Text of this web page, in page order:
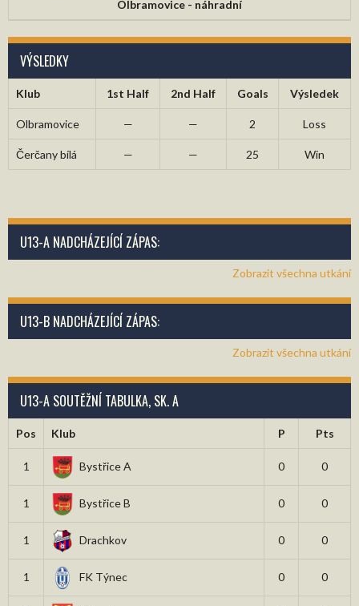
Olbramovice - náhradní
VÝSLEDKY
Klub 1st Half 2nd Half Goals Výsledek
Olbramovice — — 2 Loss
Čerčany bílá — — 25 Win
U13-A NADCHÁZEJÍCÍ ZÁPAS:
Zobrazit všechna utkání
U13-B NADCHÁZEJÍCÍ ZÁPAS:
Zobrazit všechna utkání
U13-A SOUTĚŽNÍ TABULKA, SK. A
Pos Klub P Pts
1 Bystřice A 0 0
1 Bystřice B 0 0
1 Drachkov 0 0
1 FK Týnec 0 0